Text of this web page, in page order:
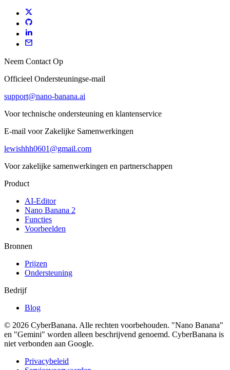
Neem Contact Op
Officieel Ondersteuningse-mail
support@nano-banana.ai
Voor technische ondersteuning en klantenservice
E-mail voor Zakelijke Samenwerkingen
lewishhh0601@gmail.com
Voor zakelijke samenwerkingen en partnerschappen
Product
AI-Editor
Nano Banana 2
Functies
Voorbeelden
Bronnen
Prijzen
Ondersteuning
Bedrijf
Blog
© 2026 CyberBanana. Alle rechten voorbehouden. "Nano Banana"
en "Gemini" worden alleen beschrijvend genoemd. CyberBanana is
niet verbonden aan Google.
Privacybeleid